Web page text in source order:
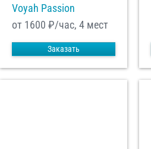
Voyah Passion
от 1600 ₽/час, 4 мест
Заказать